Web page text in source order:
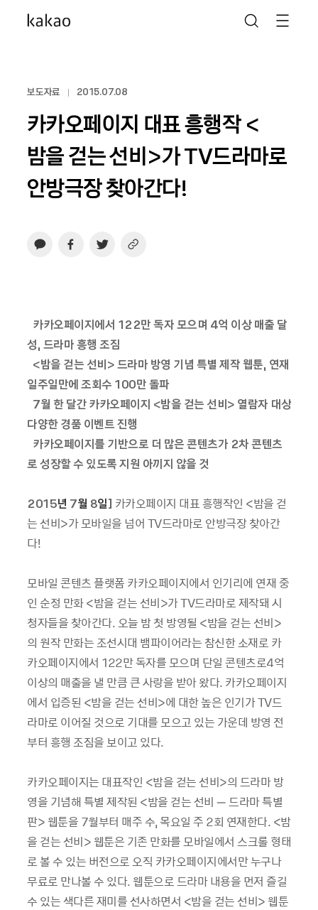
보도자료 2015.07.08
카카오페이지 대표 흥행작 <
밤을 걷는 선비>가 TV드라마로
안방극장 찾아간다!
카카오페이지에서 122만 독자 모으며 4억 이상 매출 달
성, 드라마 흥행 조짐
<밤을 걷는 선비>드라마 방영 기념 특별 제작 웹툰, 연재
일주일만에 조회수 100만 돌파
7월 한 달간 카카오페이지 <밤을 걷는 선비> 열람자 대상
다양한 경품 이벤트 진행
카카오페이지를 기반으로 더 많은 콘텐츠가 2차 콘텐츠
로 성장할 수 있도록 지원 아끼지 않을 것
2015년 7월 8일] 카카오페이지 대표 흥행작인 <밤을 걷
는 선비>가 모바일을 넘어 TV드라마로 안방극장 찾아간
다!
모바일 콘텐츠 플랫폼 카카오페이지에서 인기리에 연재 중
인 순정 만화<밤을 걷는 선비>가TV드라마로 제작돼 시
청자들을 찾아간다.오늘 밤 첫 방영될 <밤을 걷는 선비>
의 원작 만화는 조선시대 뱀파이어라는 참신한 소재로 카
카오페이지에서 122만 독자를 모으며 단일 콘텐츠로4억
이상의 매출을 낼 만큼 큰 사랑을 받아 왔다. 카카오페이지
에서 입증된 <밤을 걷는 선비>에 대한 높은 인기가TV드
라마로 이어질 것으로 기대를 모으고 있는 가운데 방영 전
부터 흥행 조짐을 보이고 있다.
카카오페이지는 대표작인 <밤을 걷는 선비>의 드라마 방
영을 기념해 특별 제작된 <밤을 걷는 선비 –드라마 특별
판> 웹툰을 7월부터 매주 수,목요일 주 2회 연재한다. <밤
을 걷는 선비> 웹툰은 기존 만화를 모바일에서 스크롤 형태
로 볼 수 있는 버전으로 오직 카카오페이지에서만 누구나
무료로 만나볼 수 있다. 웹툰으로 드라마 내용을 먼저 즐길
수 있는 색다른 재미를 선사하면서 <밤을 걷는 선비> 웹툰